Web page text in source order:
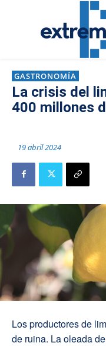
GASTRONOMÍA
La crisis del
400 millones
19 abril 2024
Los productores de
de ruina. La oleada de